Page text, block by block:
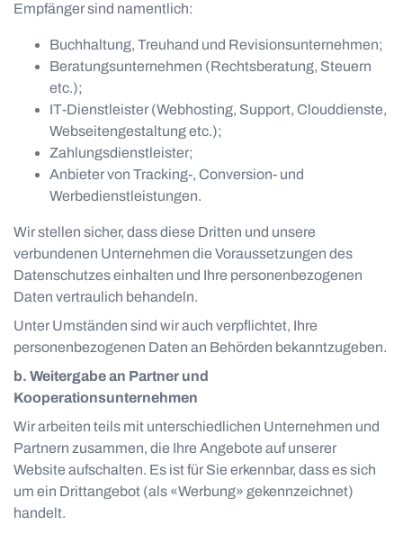
Empfänger sind namentlich:
Buchhaltung, Treuhand und Revisionsunternehmen;
Beratungsunternehmen (Rechtsberatung, Steuern
etc.);
IT-Dienstleister (Webhosting, Support, Clouddienste,
Webseitengestaltung etc.);
Zahlungsdienstleister;
Anbieter von Tracking-, Conversion- und
Werbedienstleistungen.
Wir stellen sicher, dass diese Dritten und unsere
verbundenen Unternehmen die Voraussetzungen des
Datenschutzes einhalten und Ihre personenbezogenen
Daten vertraulich behandeln.
Unter Umständen sind wir auch verpflichtet, Ihre
personenbezogenen Daten an Behörden bekanntzugeben.
b. Weitergabe an Partner und
Kooperationsunternehmen
Wir arbeiten teils mit unterschiedlichen Unternehmen und
Partnern zusammen, die Ihre Angebote auf unserer
Website aufschalten. Es ist für Sie erkennbar, dass es sich
um ein Drittangebot (als «Werbung» gekennzeichnet)
handelt.